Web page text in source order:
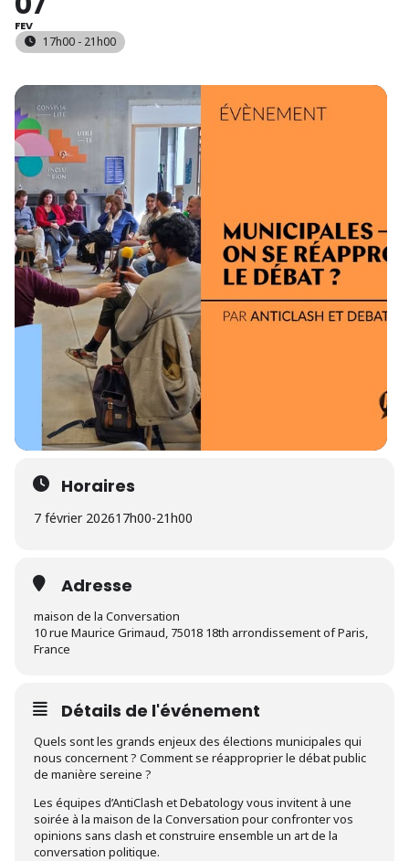
FEV
17h00 - 21h00
Horaires
7 février 202617h00-21h00
Adresse
maison de la Conversation
10 rue Maurice Grimaud, 75018 18th arrondissement of Paris,
France
Détails de l'événement
Quels sont les grands enjeux des élections municipales qui
nous concernent ? Comment se réapproprier le débat public
de manière sereine ?
Les équipes d’AntiClash et Debatology vous invitent à une
soirée à la maison de la Conversation pour confronter vos
opinions sans clash et construire ensemble un art de la
conversation politique.